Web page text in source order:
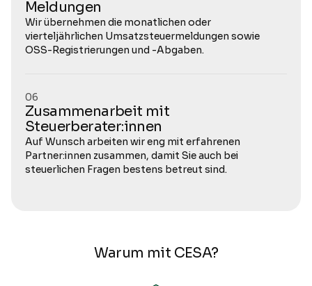
Leistungen
Preise
Contact Us
Meldungen
Wir übernehmen die monatlichen oder
vierteljährlichen Umsatzsteuermeldungen sowie
OSS-Registrierungen und -Abgaben.
06
Zusammenarbeit mit
Steuerberater:innen
Auf Wunsch arbeiten wir eng mit erfahrenen
Partner:innen zusammen, damit Sie auch bei
steuerlichen Fragen bestens betreut sind.
Warum mit CESA?